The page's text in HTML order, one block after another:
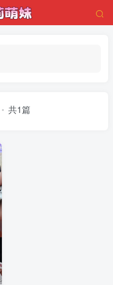
共1篇